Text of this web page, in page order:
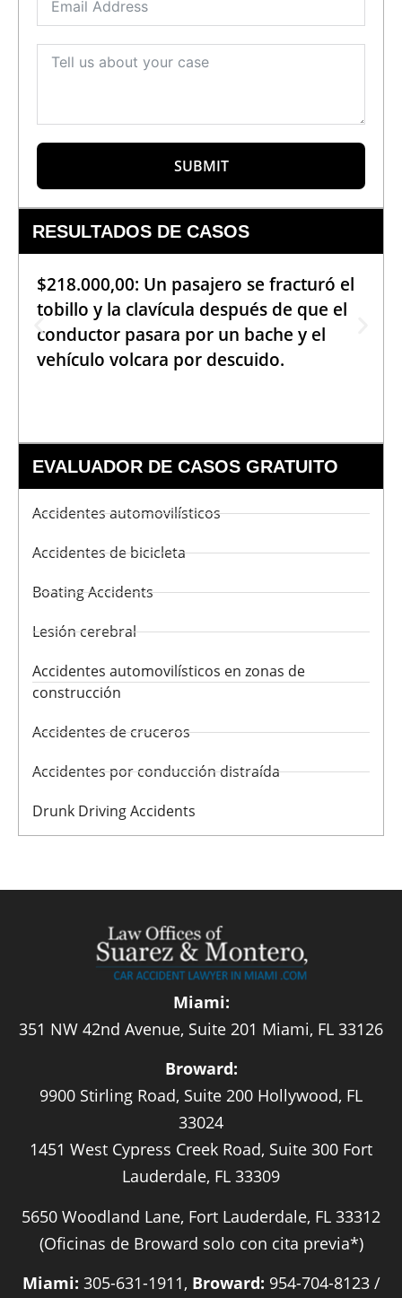
SUBMIT
RESULTADOS DE CASOS
$218.000,00: Un pasajero se fracturó el
tobillo y la clavícula después de que el
conductor pasara por un bache y el
vehículo volcara por descuido.
EVALUADOR DE CASOS GRATUITO
Accidentes automovilísticos
Accidentes de bicicleta
Boating Accidents
Lesión cerebral
Accidentes automovilísticos en zonas de
construcción
Accidentes de cruceros
Accidentes por conducción distraída
Drunk Driving Accidents
Miami:
351 NW 42nd Avenue, Suite 201 Miami, FL 33126
Broward:
9900 Stirling Road, Suite 200 Hollywood, FL
33024
1451 West Cypress Creek Road, Suite 300 Fort
Lauderdale, FL 33309
5650 Woodland Lane, Fort Lauderdale, FL 33312
(Oficinas de Broward solo con cita previa*)
Miami: 305-631-1911, Broward: 954-704-8123 /